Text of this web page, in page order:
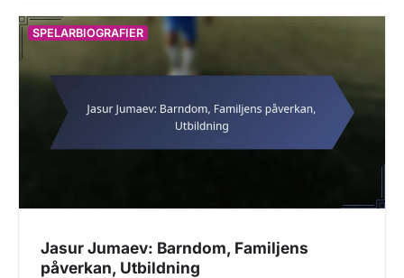
SPELARBIOGRAFIER
Jasur Jumaev: Barndom, Familjens
påverkan, Utbildning